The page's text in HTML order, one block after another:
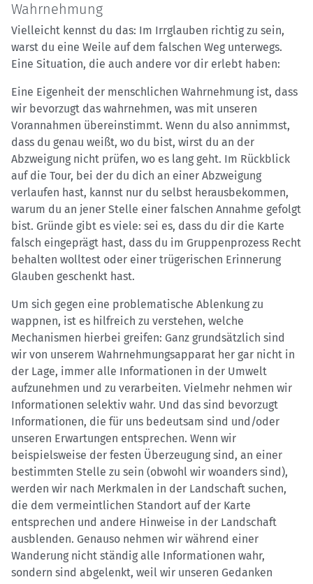
Wahrnehmung
Vielleicht kennst du das: Im Irrglauben richtig zu sein,
warst du eine Weile auf dem falschen Weg unterwegs.
Eine Situation, die auch andere vor dir erlebt haben:
Eine Eigenheit der menschlichen Wahrnehmung ist, dass
wir bevorzugt das wahrnehmen, was mit unseren
Vorannahmen übereinstimmt. Wenn du also annimmst,
dass du genau weißt, wo du bist, wirst du an der
Abzweigung nicht prüfen, wo es lang geht. Im Rückblick
auf die Tour, bei der du dich an einer Abzweigung
verlaufen hast, kannst nur du selbst herausbekommen,
warum du an jener Stelle einer falschen Annahme gefolgt
bist. Gründe gibt es viele: sei es, dass du dir die Karte
falsch eingeprägt hast, dass du im Gruppenprozess Recht
behalten wolltest oder einer trügerischen Erinnerung
Glauben geschenkt hast.
Um sich gegen eine problematische Ablenkung zu
wappnen, ist es hilfreich zu verstehen, welche
Mechanismen hierbei greifen: Ganz grundsätzlich sind
wir von unserem Wahrnehmungsapparat her gar nicht in
der Lage, immer alle Informationen in der Umwelt
aufzunehmen und zu verarbeiten. Vielmehr nehmen wir
Informationen selektiv wahr. Und das sind bevorzugt
Informationen, die für uns bedeutsam sind und/oder
unseren Erwartungen entsprechen. Wenn wir
beispielsweise der festen Überzeugung sind, an einer
bestimmten Stelle zu sein (obwohl wir woanders sind),
werden wir nach Merkmalen in der Landschaft suchen,
die dem vermeintlichen Standort auf der Karte
entsprechen und andere Hinweise in der Landschaft
ausblenden. Genauso nehmen wir während einer
Wanderung nicht ständig alle Informationen wahr,
sondern sind abgelenkt, weil wir unseren Gedanken